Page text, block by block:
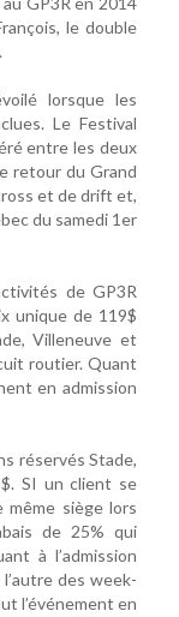
le double
lorsque les
Le Festival
entre les deux
retour du Grand
et de drift et,
du samedi 1er
de GP3R
unique de 119$
Villeneuve et
routier. Quant
en admission
réservés Stade,
SI un client se
siège lors
de 25% qui
à l’admission
des week-
l’événement en